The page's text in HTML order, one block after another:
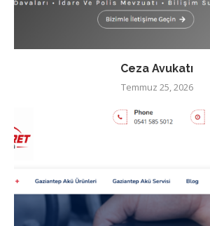
Ceza Avukatı
Temmuz 25, 2026